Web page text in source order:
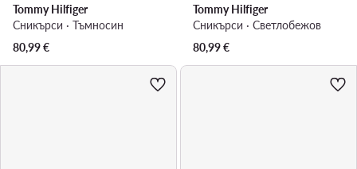
Tommy Hilfiger
Сникърси · Тъмносин
80,99€
Tommy Hilfiger
Сникърси · Светлобежов
80,99€